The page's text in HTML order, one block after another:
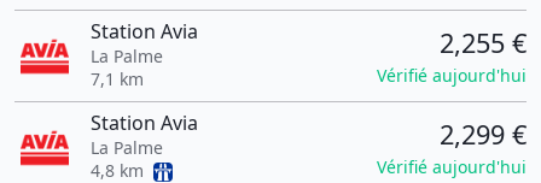
Station Avia
La Palme
7,1 km
2,255 €
Vérifié aujourd'hui
Station Avia
La Palme
4,8 km
2,299 €
Vérifié aujourd'hui